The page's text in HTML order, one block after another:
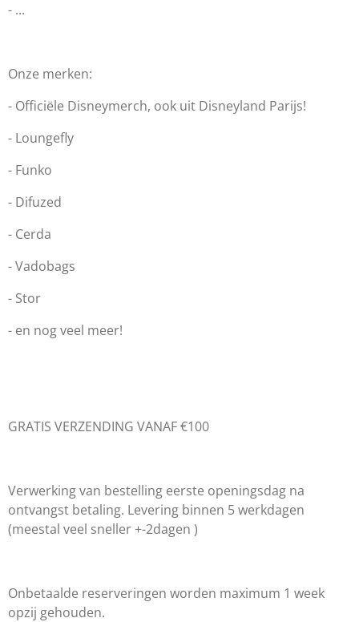
- ...
Onze merken:
- Officiële Disneymerch, ook uit Disneyland Parijs!
- Loungefly
- Funko
- Difuzed
- Cerda
- Vadobags
- Stor
- en nog veel meer!
GRATIS VERZENDING VANAF €100
Verwerking van bestelling eerste openingsdag na
ontvangst betaling. Levering binnen 5 werkdagen
(meestal veel sneller +-2dagen )
Onbetaalde reserveringen worden maximum 1 week
opzij gehouden.